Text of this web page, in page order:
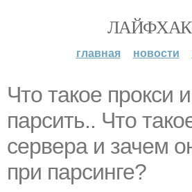
главная новости
Что такое прокси
парсить.. Что
сервера и зачем
при парсинге?